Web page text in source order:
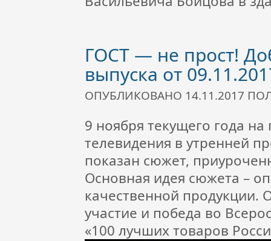
ГОСТ — не прост!
выпуска от
ОПУБЛИКОВАНО 14.11.2017
9 ноября текущего года
телевидения в утренней
показан сюжет,
Основная идея сюжета –
качественной продукции.
участие и победа во
«100 лучших товаров